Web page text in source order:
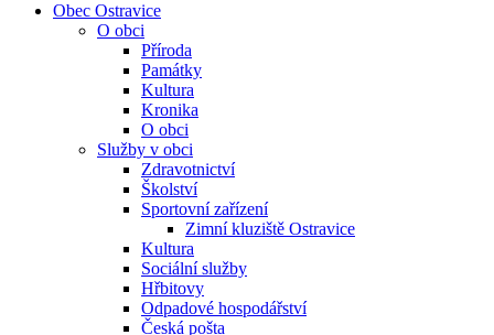
Obec Ostravice
O obci
Příroda
Památky
Kultura
Kronika
O obci
Služby v obci
Zdravotnictví
Školství
Sportovní zařízení
Zimní kluziště Ostravice
Kultura
Sociální služby
Hřbitovy
Odpadové hospodářství
Česká pošta